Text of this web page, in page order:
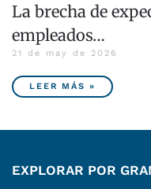
La brecha de
empleados…
21 de may de 2026
LEER MÁS »
EXPLORAR POR